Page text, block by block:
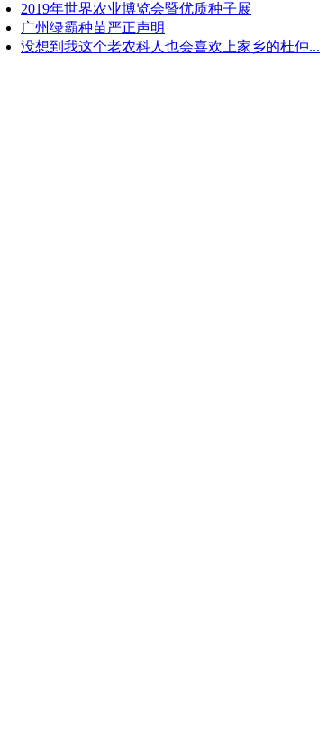
2019年世界农业博览会暨优质种子展
广州绿霸种苗严正声明
没想到我这个老农科人也会喜欢上家乡的杜仲...